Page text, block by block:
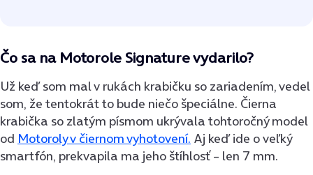
Čo sa na Motorole Signature vydarilo?
Už keď som mal v rukách krabičku so zariadením, vedel
som, že tentokrát to bude niečo špeciálne. Čierna
krabička so zlatým písmom ukrývala tohtoročný model
od Motoroly v čiernom vyhotovení. Aj keď ide o veľký
smartfón, prekvapila ma jeho štíhlosť – len 7 mm.